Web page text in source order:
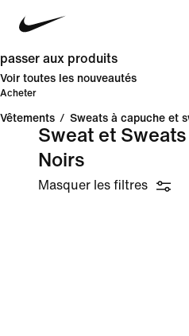
passer aux produits
Voir toutes les nouveautés
Acheter
Vêtements / Sweats à capuche et
Sweat et
Noirs
Masquer les filtres